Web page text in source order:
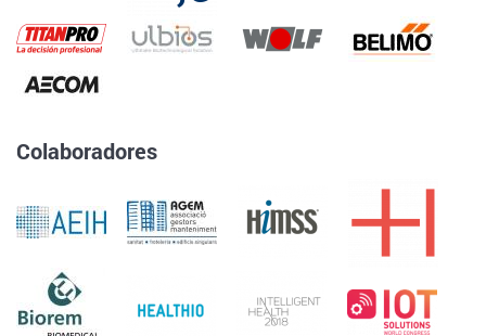
Colaboradores